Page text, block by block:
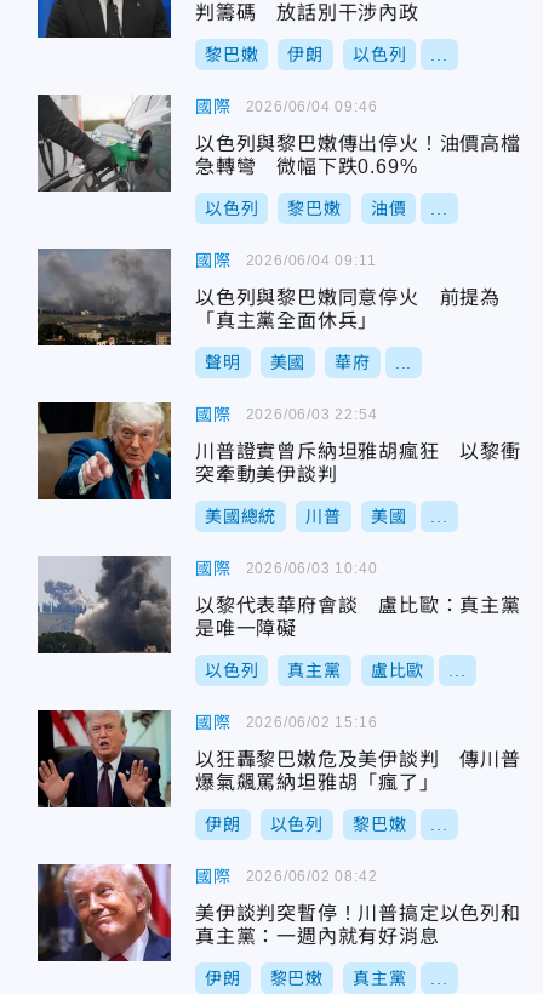
判籌碼 放話別干涉內政
黎巴嫩 伊朗 以色列
國際
以色列與黎巴嫩傳出停火！油價高檔
急轉彎 微幅下跌0.69%
以色列 黎巴嫩 油價
2026/06/04 09:46
國際
以色列與黎巴嫩同意停火 前提為
「真主黨全面休兵」
聲明 美國 華府
2026/06/04 09:11
國際
川普證實曾斥納坦雅胡瘋狂 以黎衝
突牽動美伊談判
美國總統 川普 美國
2026/06/03 22:54
國際
以黎代表華府會談 盧比歐：真主黨
是唯一障礙
以色列 真主黨 盧比歐
2026/06/03 10:40
國際
以狂轟黎巴嫩危及美伊談判 傳川普
爆氣飆罵納坦雅胡「瘋了」
伊朗 以色列 黎巴嫩
2026/06/02 15:16
國際
美伊談判突暫停！川普搞定以色列和
真主黨：一週內就有好消息
伊朗 黎巴嫩 真主黨
2026/06/02 08:42